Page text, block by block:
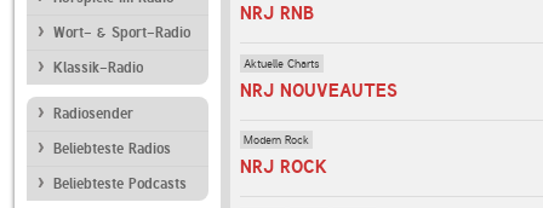
Wort- & Sport-Radio
Klassik-Radio
Radiosender
Beliebteste Radios
Beliebteste Podcasts
NRJ RNB
Aktuelle Charts
NRJ NOUVEAUTES
Modern Rock
NRJ ROCK